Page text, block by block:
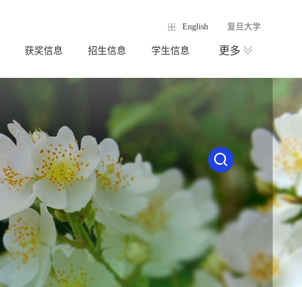
English 复旦大学
获奖信息 招生信息 学生信息 更多